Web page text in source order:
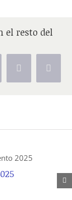
el resto del
PinterestVk